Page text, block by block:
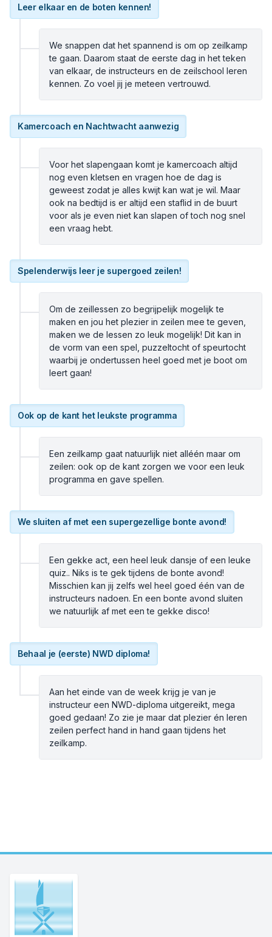
Leer elkaar en de boten kennen!
We snappen dat het spannend is om op zeilkamp
te gaan. Daarom staat de eerste dag in het teken
van elkaar, de instructeurs en de zeilschool leren
kennen. Zo voel jij je meteen vertrouwd.
Kamercoach en Nachtwacht aanwezig
Voor het slapengaan komt je kamercoach altijd
nog even kletsen en vragen hoe de dag is
geweest zodat je alles kwijt kan wat je wil. Maar
ook na bedtijd is er altijd een staflid in de buurt
voor als je even niet kan slapen of toch nog snel
een vraag hebt.
Spelenderwijs leer je supergoed zeilen!
Om de zeillessen zo begrijpelijk mogelijk te
maken en jou het plezier in zeilen mee te geven,
maken we de lessen zo leuk mogelijk! Dit kan in
de vorm van een spel, puzzeltocht of speurtocht
waarbij je ondertussen heel goed met je boot om
leert gaan!
Ook op de kant het leukste programma
Een zeilkamp gaat natuurlijk niet alléén maar om
zeilen: ook op de kant zorgen we voor een leuk
programma en gave spellen.
We sluiten af met een supergezellige bonte avond!
Een gekke act, een heel leuk dansje of een leuke
quiz.. Niks is te gek tijdens de bonte avond!
Misschien kan jij zelfs wel heel goed één van de
instructeurs nadoen. En een bonte avond sluiten
we natuurlijk af met een te gekke disco!
Behaal je (eerste) NWD diploma!
Aan het einde van de week krijg je van je
instructeur een NWD-diploma uitgereikt, mega
goed gedaan! Zo zie je maar dat plezier én leren
zeilen perfect hand in hand gaan tijdens het
zeilkamp.